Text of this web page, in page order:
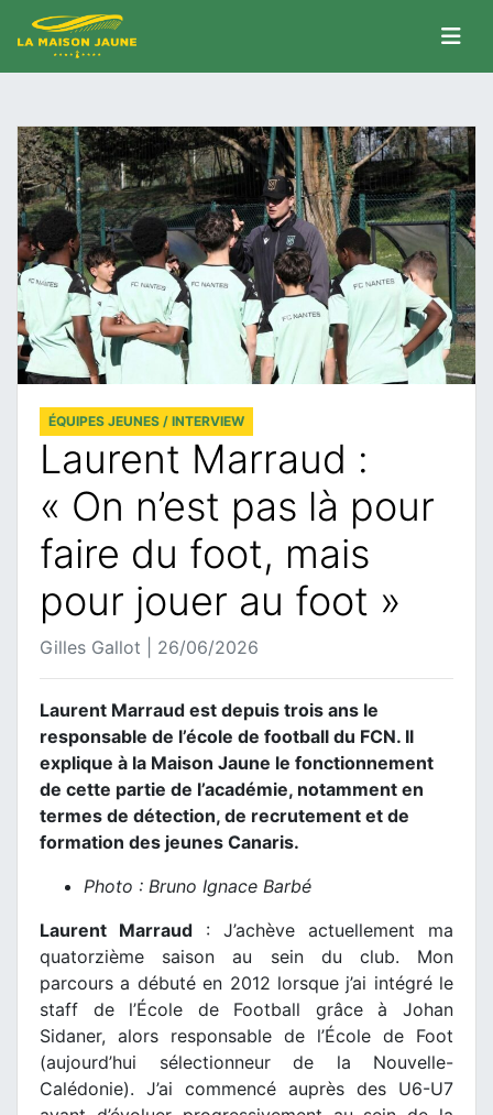
ÉQUIPES JEUNES / INTERVIEW
Laurent Marraud :
« On n’est pas là pour
faire du foot, mais
pour jouer au foot »
Gilles Gallot | 26/06/2026
Laurent Marraud est depuis trois ans le
responsable de l’école de football du FCN. Il
explique à la Maison Jaune le fonctionnement
de cette partie de l’académie, notamment en
termes de détection, de recrutement et de
formation des jeunes Canaris.
Photo : Bruno Ignace Barbé
Laurent Marraud : J’achève actuellement ma
quatorzième saison au sein du club. Mon
parcours a débuté en 2012 lorsque j’ai intégré le
staff de l’École de Football grâce à Johan
Sidaner, alors responsable de l’École de Foot
(aujourd’hui sélectionneur de la Nouvelle-
Calédonie). J’ai commencé auprès des U6-U7